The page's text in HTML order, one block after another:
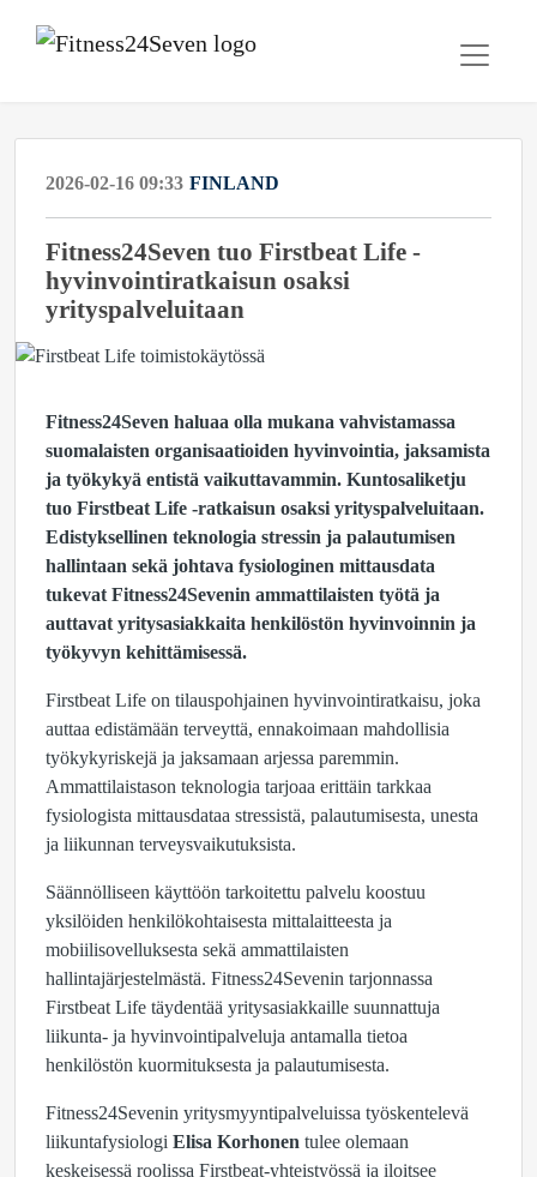
2026-02-16 09:33 FINLAND
Fitness24Seven tuo Firstbeat Life -
hyvinvointiratkaisun osaksi
yrityspalveluitaan
Fitness24Seven haluaa olla mukana vahvistamassa
suomalaisten organisaatioiden hyvinvointia, jaksamista
ja työkykyä entistä vaikuttavammin. Kuntosaliketju
tuo Firstbeat Life -ratkaisun osaksi yrityspalveluitaan.
Edistyksellinen teknologia stressin ja palautumisen
hallintaan sekä johtava fysiologinen mittausdata
tukevat Fitness24Sevenin ammattilaisten työtä ja
auttavat yritysasiakkaita henkilöstön hyvinvoinnin ja
työkyvyn kehittämisessä.
Firstbeat Life on tilauspohjainen hyvinvointiratkaisu, joka
auttaa edistämään terveyttä, ennakoimaan mahdollisia
työkykyriskejä ja jaksamaan arjessa paremmin.
Ammattilaistason teknologia tarjoaa erittäin tarkkaa
fysiologista mittausdataa stressistä, palautumisesta, unesta
ja liikunnan terveysvaikutuksista.
Säännölliseen käyttöön tarkoitettu palvelu koostuu
yksilöiden henkilökohtaisesta mittalaitteesta ja
mobiilisovelluksesta sekä ammattilaisten
hallintajärjestelmästä. Fitness24Sevenin tarjonnassa
Firstbeat Life täydentää yritysasiakkaille suunnattuja
liikunta- ja hyvinvointipalveluja antamalla tietoa
henkilöstön kuormituksesta ja palautumisesta.
Fitness24Sevenin yritysmyyntipalveluissa työskentelevä
liikuntafysiologi Elisa Korhonen tulee olemaan
keskeisessä roolissa Firstbeat-yhteistyössä ja iloitsee